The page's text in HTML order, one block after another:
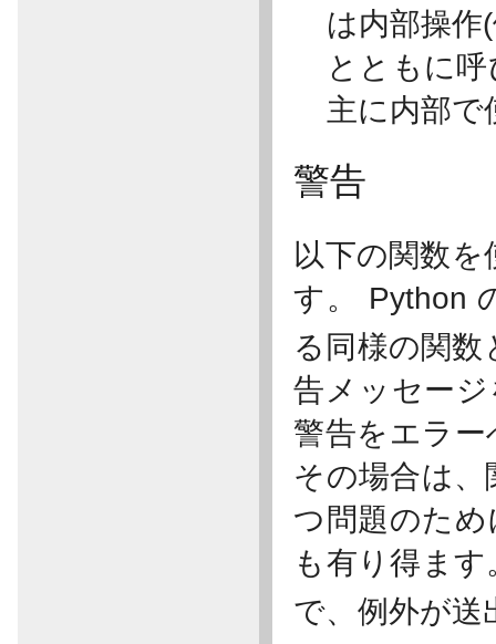
は内部操作
とともに
主に内部で
警告
以下の関数
す。 Python
る同様の関
告メッセー
警告をエラ
その場合は
つ問題のた
も有り得ま
で、例外が